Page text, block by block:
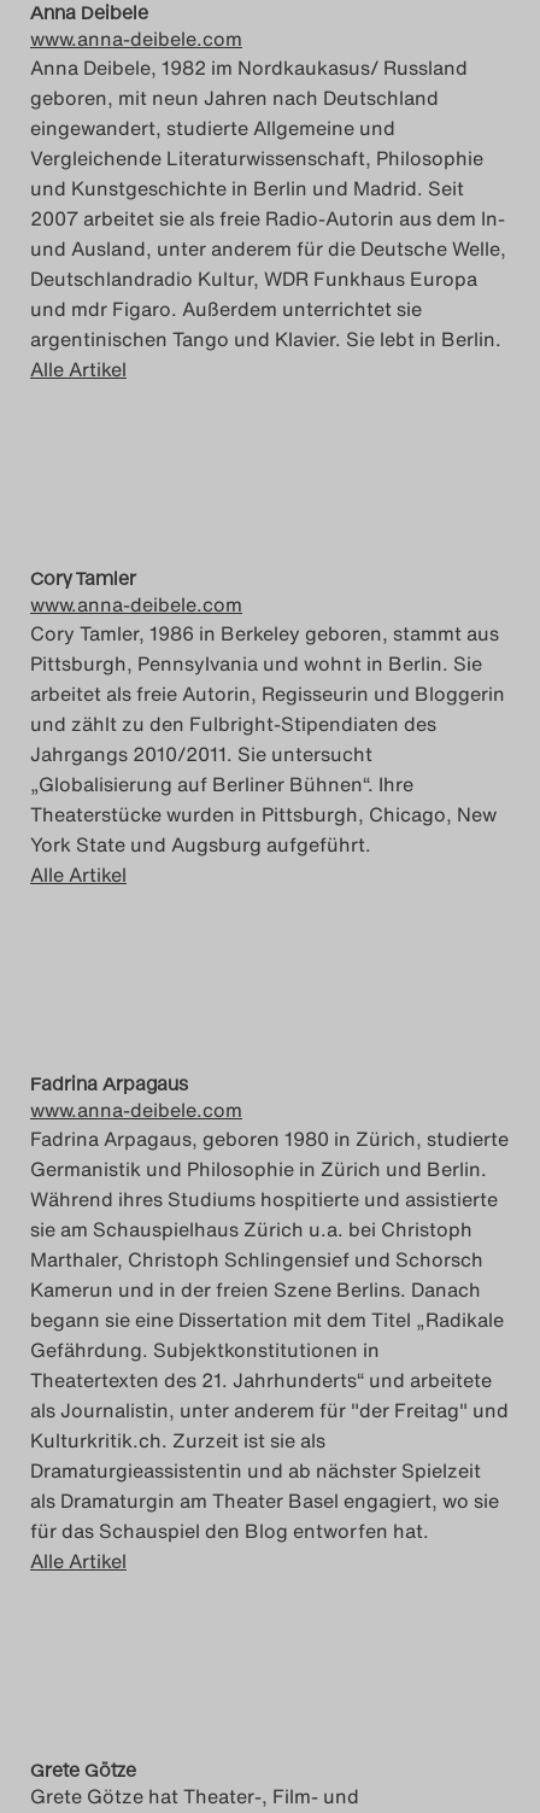
Anna Deibele
www.anna-deibele.com
Anna Deibele, 1982 im Nordkaukasus/ Russland
geboren, mit neun Jahren nach Deutschland
eingewandert, studierte Allgemeine und
Vergleichende Literaturwissenschaft, Philosophie
und Kunstgeschichte in Berlin und Madrid. Seit
2007 arbeitet sie als freie Radio-Autorin aus dem In-
und Ausland, unter anderem für die Deutsche Welle,
Deutschlandradio Kultur, WDR Funkhaus Europa
und mdr Figaro. Außerdem unterrichtet sie
argentinischen Tango und Klavier. Sie lebt in Berlin.
Alle Artikel
Cory Tamler
www.anna-deibele.com
Cory Tamler, 1986 in Berkeley geboren, stammt aus
Pittsburgh, Pennsylvania und wohnt in Berlin. Sie
arbeitet als freie Autorin, Regisseurin und Bloggerin
und zählt zu den Fulbright-Stipendiaten des
Jahrgangs 2010/2011. Sie untersucht
„Globalisierung auf Berliner Bühnen“. Ihre
Theaterstücke wurden in Pittsburgh, Chicago, New
York State und Augsburg aufgeführt.
Alle Artikel
Fadrina Arpagaus
www.anna-deibele.com
Fadrina Arpagaus, geboren 1980 in Zürich, studierte
Germanistik und Philosophie in Zürich und Berlin.
Während ihres Studiums hospitierte und assistierte
sie am Schauspielhaus Zürich u.a. bei Christoph
Marthaler, Christoph Schlingensief und Schorsch
Kamerun und in der freien Szene Berlins. Danach
begann sie eine Dissertation mit dem Titel „Radikale
Gefährdung. Subjektkonstitutionen in
Theatertexten des 21. Jahrhunderts“ und arbeitete
als Journalistin, unter anderem für "der Freitag" und
Kulturkritik.ch. Zurzeit ist sie als
Dramaturgieassistentin und ab nächster Spielzeit
als Dramaturgin am Theater Basel engagiert, wo sie
für das Schauspiel den Blog entworfen hat.
Alle Artikel
Grete Götze
Grete Götze hat Theater-, Film- und